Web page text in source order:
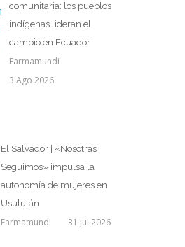
comunitaria: los pueblos
indígenas lideran el
cambio en Ecuador
Farmamundi
3 Ago 2026
El Salvador | «Nosotras
Seguimos» impulsa la
autonomía de mujeres en
Usulután
Farmamundi 31 Jul 2026